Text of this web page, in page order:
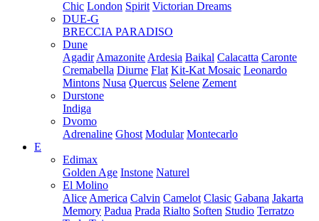
Chic London Spirit Victorian Dreams
DUE-G
BRECCIA PARADISO
Dune
Agadir Amazonite Ardesia Baikal Calacatta Caronte
Cremabella Diurne Flat Kit-Kat Mosaic Leonardo
Mintons Nusa Quercus Selene Zement
Durstone
Indiga
Dvomo
Adrenaline Ghost Modular Montecarlo
E
Edimax
Golden Age Instone Naturel
El Molino
Alice America Calvin Camelot Clasic Gabana Jakarta
Memory Padua Prada Rialto Soften Studio Terratzo